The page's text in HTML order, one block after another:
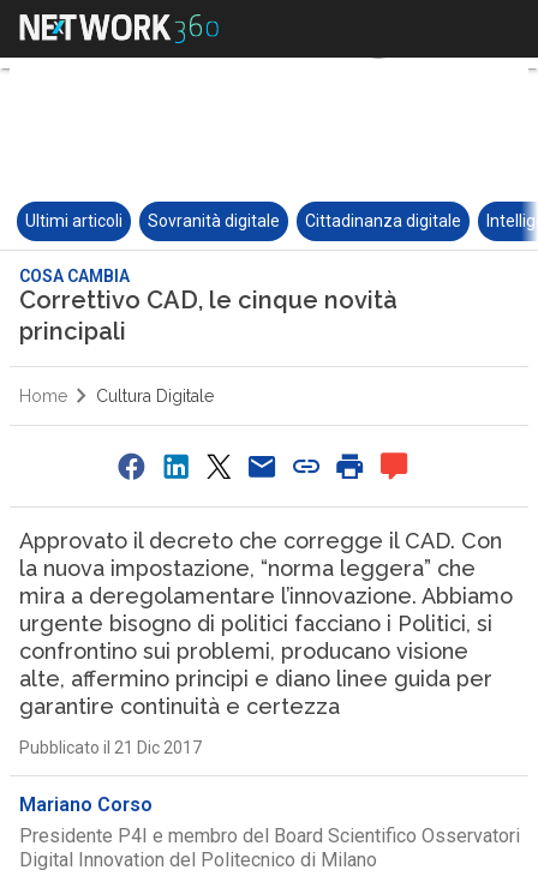
Ultimi articoli Sovranità digitale Cittadinanza digitale
COSA CAMBIA
Correttivo CAD, le cinque novità
principali
Home Cultura Digitale
Approvato il decreto che corregge il CAD. Con
la nuova impostazione, “norma leggera” che
mira a deregolamentare l’innovazione. Abbiamo
urgente bisogno di politici facciano i Politici, si
confrontino sui problemi, producano visione
alte, affermino principi e diano linee guida per
garantire continuità e certezza
Pubblicato il 21 Dic 2017
Mariano Corso
Presidente P4I e membro del Board Scientifico Osservatori
Digital Innovation del Politecnico di Milano